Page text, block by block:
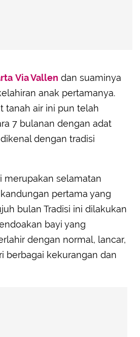
Via Vallen dan suaminya
anak pertamanya.
tanah air ini pun telah
7 bulanan dengan adat
dengan tradisi
merupakan selamatan
pertama yang
bulan Tradisi ini dilakukan
bayi yang
dengan normal, lancar,
berbagai kekurangan dan